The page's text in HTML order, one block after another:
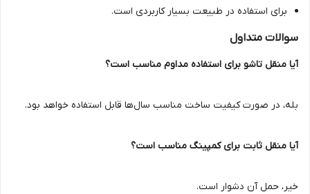
برای استفاده در طبیعت بسیار کاربردی است.
سوالات متداول
آیا منقل تاشو برای استفاده مداوم مناسب است؟
بله، در صورت کیفیت ساخت مناسب سال‌ها قابل استفاده خواهد بود.
آیا منقل ثابت برای کمپینگ مناسب است؟
خیر، حمل آن دشوار است.